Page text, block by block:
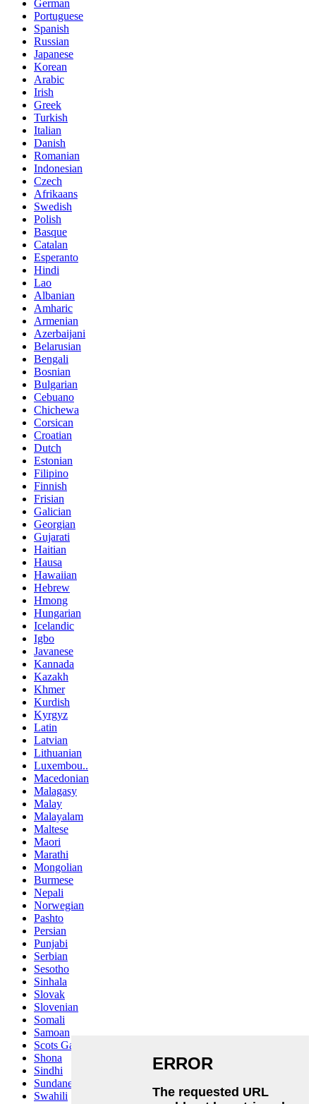
German
Portuguese
Spanish
Russian
Japanese
Korean
Arabic
Irish
Greek
Turkish
Italian
Danish
Romanian
Indonesian
Czech
Afrikaans
Swedish
Polish
Basque
Catalan
Esperanto
Hindi
Lao
Albanian
Amharic
Armenian
Azerbaijani
Belarusian
Bengali
Bosnian
Bulgarian
Cebuano
Chichewa
Corsican
Croatian
Dutch
Estonian
Filipino
Finnish
Frisian
Galician
Georgian
Gujarati
Haitian
Hausa
Hawaiian
Hebrew
Hmong
Hungarian
Icelandic
Igbo
Javanese
Kannada
Kazakh
Khmer
Kurdish
Kyrgyz
Latin
Latvian
Lithuanian
Luxembou..
Macedonian
Malagasy
Malay
Malayalam
Maltese
Maori
Marathi
Mongolian
Burmese
Nepali
Norwegian
Pashto
Persian
Punjabi
Serbian
Sesotho
Sinhala
Slovak
Slovenian
Somali
Samoan
Scots Gaelic
Shona
Sindhi
Sundanese
Swahili